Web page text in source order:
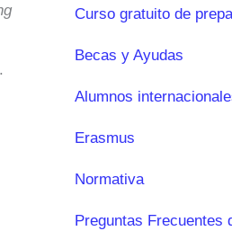
Curso gratuito de
Becas y Ayudas
Alumnos
Erasmus
Normativa
Preguntas Frecuentes